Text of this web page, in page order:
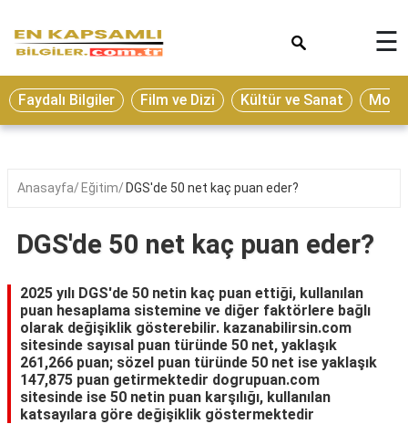
Eğitim
Ekonomi
Seyahat
Oyun
Yaşam
Hukuk
Blog
☰
Faydalı Bilgiler Film ve Dizi Kültür ve Sanat
Anasayfa Eğitim DGS'de 50 net kaç puan eder?
DGS'de 50 net kaç puan eder?
2025 yılı DGS'de 50 netin kaç puan ettiği, kullanılan
puan hesaplama sistemine ve diğer faktörlere bağlı
olarak değişiklik gösterebilir. kazanabilirsin.com
sitesinde sayısal puan türünde 50 net, yaklaşık
261,266 puan; sözel puan türünde 50 net ise yaklaşık
147,875 puan getirmektedir dogrupuan.com
sitesinde ise 50 netin puan karşılığı, kullanılan
katsayılara göre değişiklik göstermektedir